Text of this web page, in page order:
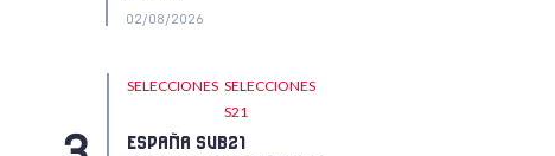
02/08/2026
SELECCIONES SELECCIONES
S21
ESPAÑA SUB21